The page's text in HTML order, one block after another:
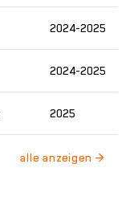
2024-2025
2024-2025
2025